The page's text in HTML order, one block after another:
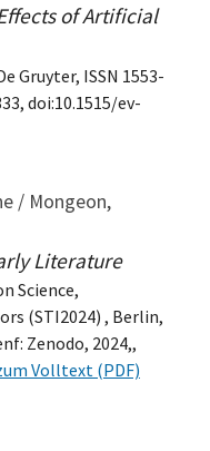
of Artificial
Gruyter, ISSN 1553-
doi:10.1515/ev-
/ Mongeon,
Literature
Science,
(STI2024) , Berlin,
Zenodo, 2024,,
Volltext (PDF)